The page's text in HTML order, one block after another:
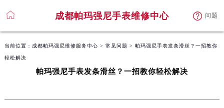
成都帕玛强尼手表维修中心 问题
当前位置： 成都帕玛强尼维修服务中心 > 常见问题 > 帕玛强尼手表发条滑丝？一招教你
轻松解决
帕玛强尼手表发条滑丝？一招教你轻松解决